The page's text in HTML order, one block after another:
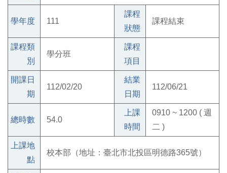
學年度 111
課程
狀態
課程結束
課程類
別
學分班
課程
項目
開課日
期
112/02/20
結業
日期
112/06/21
總時數 54.0
上課
時間
0910 ~ 1200 ( 週
二 )
上課地
點
校本部（地址：臺北市北投區明德路365號）